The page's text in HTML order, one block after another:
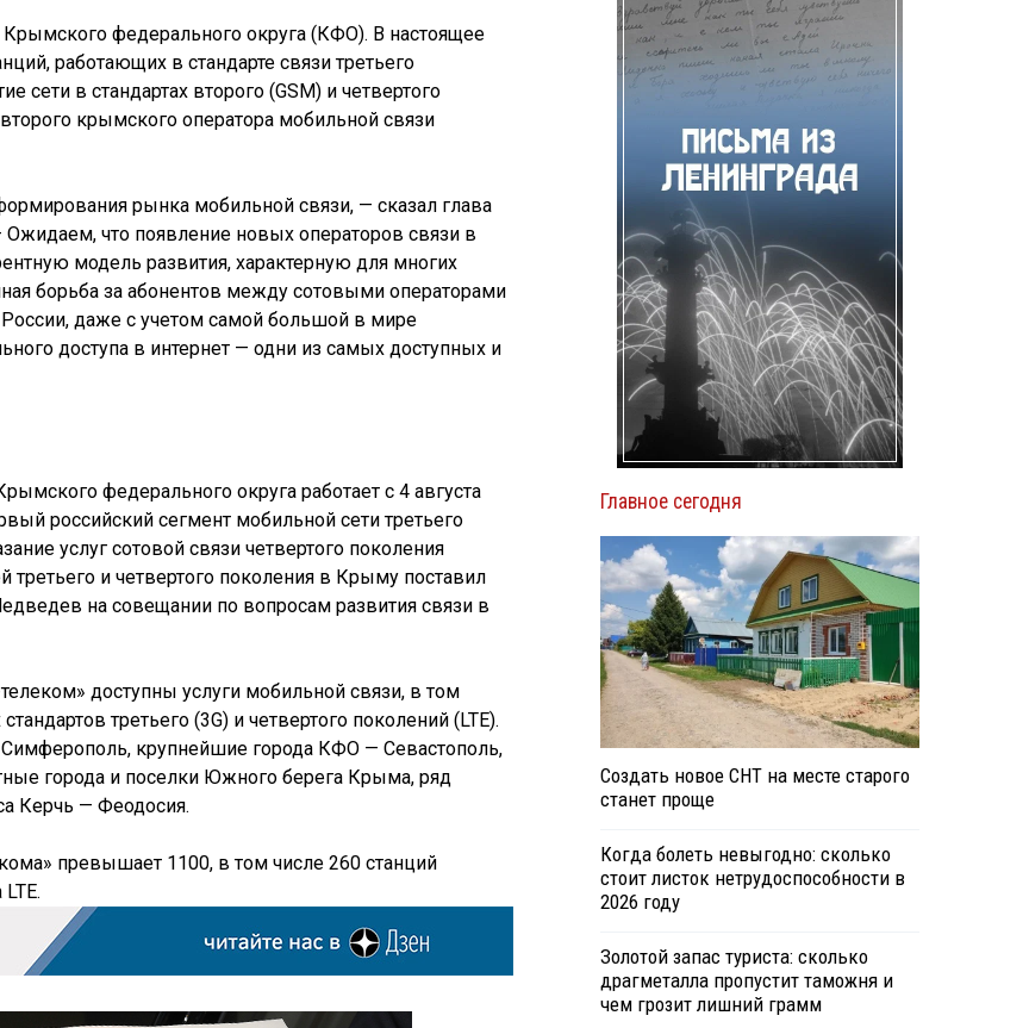
Крымского федерального округа (КФО). В настоящее
работающих в стандарте связи третьего
сети в стандартах второго (GSM) и четвертого
крымского оператора мобильной связи
рынка мобильной связи, — сказал глава
что появление новых операторов связи в
модель развития, характерную для многих
борьба за абонентов между сотовыми операторами
даже с учетом самой большой в мире
доступа в интернет — одни из самых доступных и
федерального округа работает с 4 августа
российский сегмент мобильной сети третьего
услуг сотовой связи четвертого поколения
третьего и четвертого поколения в Крыму поставил
на совещании по вопросам развития связи в
доступны услуги мобильной связи, в том
третьего (3G) и четвертого поколений (LTE).
крупнейшие города КФО — Севастополь,
города и поселки Южного берега Крыма, ряд
Керчь — Феодосия.
превышает 1100, в том числе 260 станций
Главное сегодня
Создать новое СНТ на месте старого
станет проще
Когда болеть невыгодно: сколько
стоит листок нетрудоспособности в
2026 году
Золотой запас туриста: сколько
драгметалла пропустит таможня и
чем грозит лишний грамм